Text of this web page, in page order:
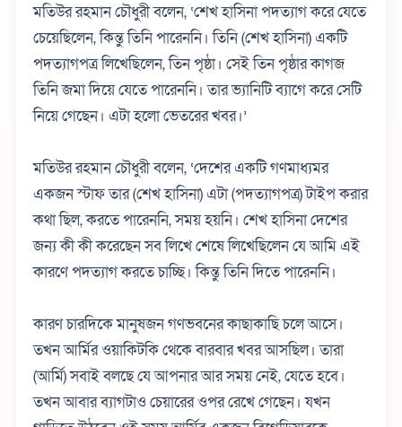
মতিউর রহমান চৌধুরী বলেন, ‘শেখ হাসিনা পদত্যাগ করে যেতে
চেয়েছিলেন, কিন্তু তিনি পারেননি। তিনি (শেখ হাসিনা) একটি
পদত্যাগপত্র লিখেছিলেন, তিন পৃষ্ঠা। সেই তিন পৃষ্ঠার কাগজ
তিনি জমা দিয়ে যেতে পারেননি। তার ভ্যানিটি ব্যাগে করে সেটি
নিয়ে গেছেন। এটা হলো ভেতরের খবর।’
মতিউর রহমান চৌধুরী বলেন, ‘দেশের একটি গণমাধ্যমর
একজন স্টাফ তার (শেখ হাসিনা) এটা (পদত্যাগপত্র) টাইপ করার
কথা ছিল, করতে পারেননি, সময় হয়নি। শেখ হাসিনা দেশের
জন্য কী কী করেছেন সব লিখে শেষে লিখেছিলেন যে আমি এই
কারণে পদত্যাগ করতে চাচ্ছি। কিন্তু তিনি দিতে পারেননি।
কারণ চারদিকে মানুষজন গণভবনের কাছাকাছি চলে আসে।
তখন আর্মির ওয়াকিটকি থেকে বারবার খবর আসছিল। তারা
(আর্মি) সবাই বলছে যে আপনার আর সময় নেই, যেতে হবে।
তখন আবার ব্যাগটাও চেয়ারের ওপর রেখে গেছেন। যখন